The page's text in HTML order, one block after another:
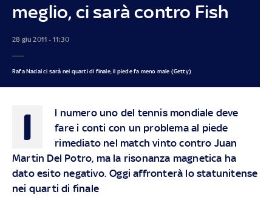
meglio, ci sarà contro Fish
28 giu 2011 - 11:30
Rafa Nadal ci sarà nei quarti di finale, il piede fa meno male (Getty)
I
l numero uno del tennis mondiale deve
fare i conti con un problema al piede
rimediato nel match vinto contro Juan
Martin Del Potro, ma la risonanza magnetica ha
dato esito negativo. Oggi affronterà lo statunitense
nei quarti di finale